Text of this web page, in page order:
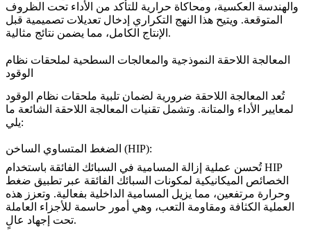
والهندسة العكسية، ومحاكاة حرارية للتأكد من الأداء تحت الظروف
المتوقعة. ويتيح هذا النهج التكراري إدخال تعديلات تصميمية قبل
الإنتاج الكامل، مما يضمن نتائج مثالية.
المعالجة اللاحقة النموذجية والمعالجات السطحية لملحقات نظام
الوقود
تُعد المعالجة اللاحقة ضرورية لضمان تلبية ملحقات نظام الوقود
لمعايير الأداء والمتانة. وتشمل تقنيات المعالجة اللاحقة الشائعة ما
يلي:
الضغط المتساوي الساخن (HIP):
تُحسن عمليةإزالة المسامية في السبائك الفائقة باستخدام HIP
الخصائص الميكانيكية لمكونات السبائك الفائقة عبر تطبيق ضغط
وحرارة مرتفعين، مما يزيل المسامية الداخلية بفعالية. وتعزز هذه
العملية الكثافة ومقاومة التعب، وهي أمور حاسمة للأجزاء العاملة
تحت إجهاد عالٍ.